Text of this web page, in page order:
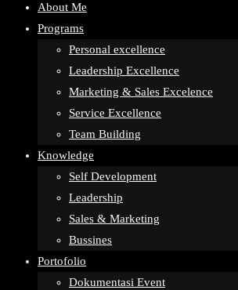
About Me
Programs
Personal excellence
Leadership Excellence
Marketing & Sales Excelence
Service Excellence
Team Building
Knowledge
Self Development
Leadership
Sales & Marketing
Bussines
Portofolio
Dokumentasi Event